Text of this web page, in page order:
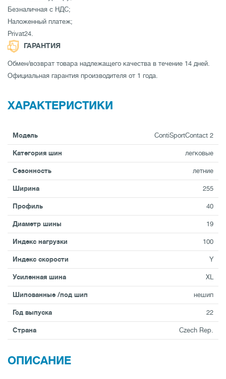
Безналичная с НДС;
Наложенный платеж;
Privat24.
ГАРАНТИЯ
Обмен/возврат товара надлежащего качества в течение 14 дней.
Официальная гарантия производителя от 1 года.
ХАРАКТЕРИСТИКИ
Модель ContiSportContact 2
Категория шин легковые
Сезонность летние
Ширина 255
Профиль 40
Диаметр шины 19
Индекс нагрузки 100
Индекс скорости Y
Усиленная шина XL
Шипованные /под шип нешип
Год выпуска 22
Страна Czech Rep.
ОПИСАНИЕ